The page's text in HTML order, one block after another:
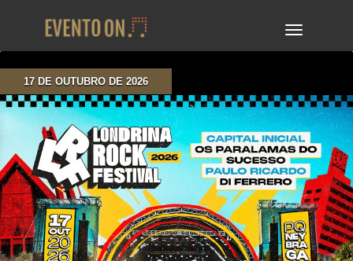
TOGGLE
17 DE OUTUBRO DE 2026